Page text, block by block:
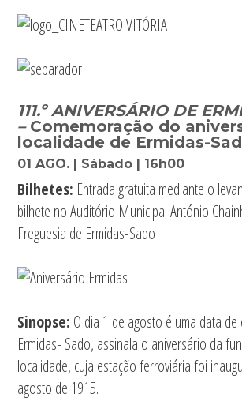
111.º ANIVERSÁRIO DE
– Comemoração do
localidade de Ermidas-
01 AGO. | Sábado | 16h00
Bilhetes: Entrada gratuita mediante o
bilhete no Auditório Municipal António
Freguesia de Ermidas-Sado
Sinopse: O dia 1 de agosto é uma data de
Ermidas- Sado, assinala o aniversário da
localidade, cuja estação ferroviária foi
agosto de 1915.